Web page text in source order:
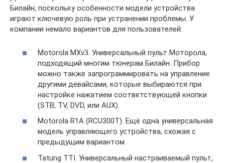
Билайн, поскольку особенности модели устройства
играют ключевую роль при устранении проблемы. У
компании немало вариантов для пользователей:
Motorola MXv3. Универсальный пульт Моторола,
подходящий многим тюнерам Билайн. Прибор
можно также запрограммировать на управление
другими девайсами, которые выбираются при
настройке нажатием соответствующей кнопки
(STB, TV, DVD, или AUX).
Motorola R1A (RCU300T). Ещё одна универсальная
модель управляющего устройства, схожая с
предыдущим вариантом.
Tatung TTI. Универсальный настраиваемый пульт,